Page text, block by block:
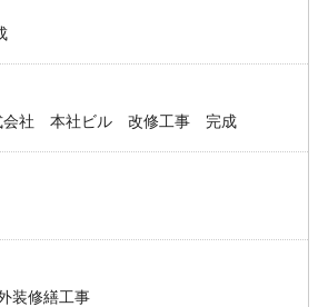
会社 本社ビル 改修工事 完成
装修繕工事